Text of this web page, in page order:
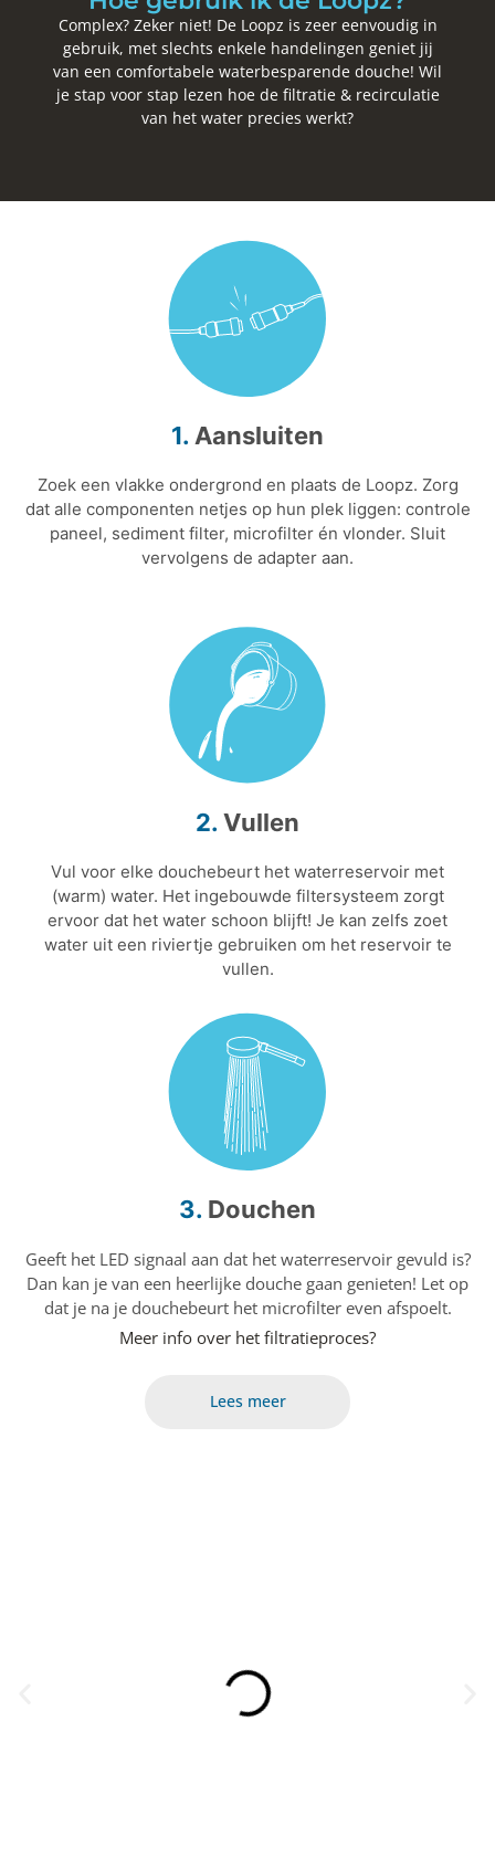
Complex? Zeker niet! De Loopz is zeer eenvoudig in
gebruik, met slechts enkele handelingen geniet jij
van een comfortabele waterbesparende douche! Wil
je stap voor stap lezen hoe de filtratie & recirculatie
van het water precies werkt?
1. Aansluiten
Zoek een vlakke ondergrond en plaats de Loopz. Zorg
dat alle componenten netjes op hun plek liggen: controle
paneel, sediment filter, microfilter én vlonder. Sluit
vervolgens de adapter aan.
2. Vullen
Vul voor elke douchebeurt het waterreservoir met
(warm) water. Het ingebouwde filtersysteem zorgt
ervoor dat het water schoon blijft! Je kan zelfs zoet
water uit een riviertje gebruiken om het reservoir te
vullen.
3. Douchen
Geeft het LED signaal aan dat het waterreservoir gevuld is?
Dan kan je van een heerlijke douche gaan genieten! Let op
dat je na je douchebeurt het microfilter even afspoelt.
Meer info over het filtratieproces?
Lees meer